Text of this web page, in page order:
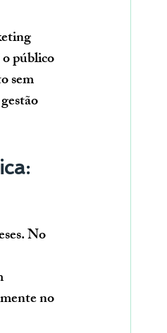
público
sem
No
no